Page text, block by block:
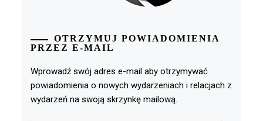
OTRZYMUJ POWIADOMIENIA
PRZEZ E-MAIL
Wprowadź swój adres e-mail aby otrzymywać
powiadomienia o nowych wydarzeniach i relacjach z
wydarzeń na swoją skrzynkę mailową.